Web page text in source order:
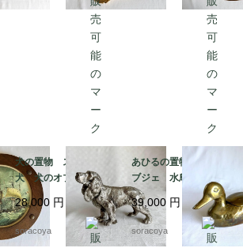
犬の置物 スパニエル
犬 犬のオブジェ 猟
犬 メタルオブジェ 19
otk30
28,000 円
soracoya
あひるの置物 真鍮オ
ブジェ 水鳥 小物入
れ 19otｍ14-5
39,000 円
soracoya